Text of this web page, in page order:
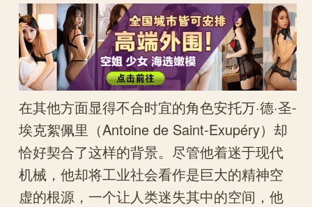
在其他方面显得不合时宜的角色安托万·德·圣-
埃克絮佩里（Antoine de Saint-Exupéry）却
恰好契合了这样的背景。尽管他着迷于现代
机械，他却将工业社会看作是巨大的精神空
虚的根源，一个让人类迷失其中的空间，他